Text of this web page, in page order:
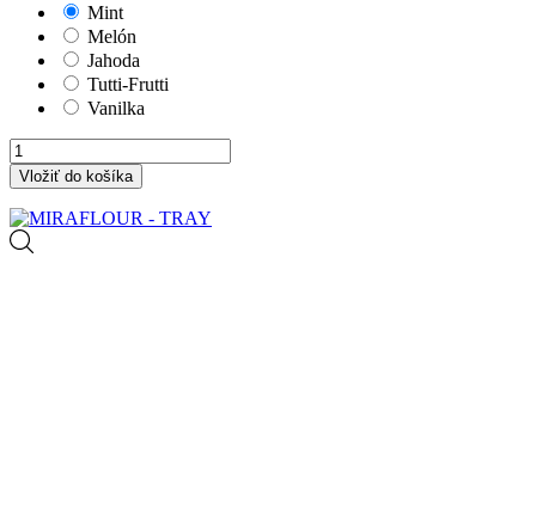
Mint
Melón
Jahoda
Tutti-Frutti
Vanilka
Vložiť do košíka